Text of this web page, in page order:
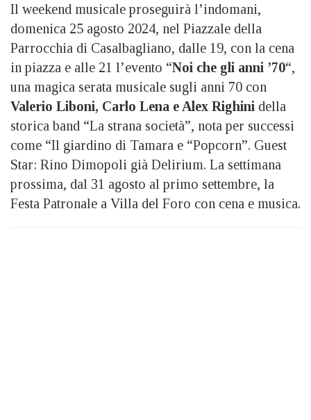
Il weekend musicale proseguirà l’indomani,
domenica 25 agosto 2024, nel Piazzale della
Parrocchia di Casalbagliano, dalle 19, con la cena
in piazza e alle 21 l’evento “Noi che gli anni ’70“,
una magica serata musicale sugli anni 70 con
Valerio Liboni, Carlo Lena e Alex Righini della
storica band “La strana società”, nota per successi
come “Il giardino di Tamara e “Popcorn”. Guest
Star: Rino Dimopoli già Delirium. La settimana
prossima, dal 31 agosto al primo settembre, la
Festa Patronale a Villa del Foro con cena e musica.